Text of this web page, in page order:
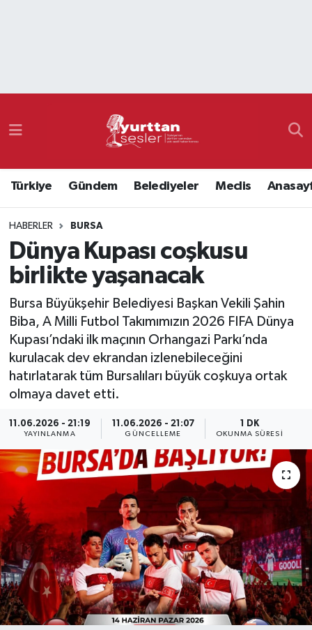
Türkiye Gündem Belediyeler Meclis
HABERLER BURSA
Dünya Kupası coşkusu
birlikte yaşanacak
Bursa Büyükşehir Belediyesi Başkan Vekili Şahin
Biba, A Milli Futbol Takımımızın 2026 FIFA Dünya
Kupası’ndaki ilk maçının Orhangazi Parkı’nda
kurulacak dev ekrandan izlenebileceğini
hatırlatarak tüm Bursalıları büyük coşkuya ortak
olmaya davet etti.
11.06.2026 - 21:19
YAYINLANMA
11.06.2026 - 21:07
GÜNCELLEME
1 DK
OKUNMA SÜRESI
Namaz Vakitleri
Süper Lig Puan Durumu ve Fikstür
Tüm Manşetler
Son Dakika Haberleri
Haber Arşivi